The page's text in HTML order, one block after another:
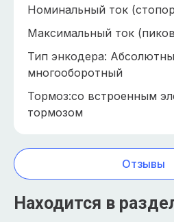
Номинальный ток
Максимальный ток
Тип энкодера:
многооборотный
Тормоз:со встроенным
тормозом
Отзывы
Находится в